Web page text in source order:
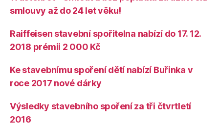
smlouvy až do 24 let věku!
Raiffeisen stavební spořitelna nabízí do 17. 12.
2018 prémii 2 000 Kč
Ke stavebnímu spoření dětí nabízí Buřinka v
roce 2017 nové dárky
Výsledky stavebního spoření za tři čtvrtletí
2016